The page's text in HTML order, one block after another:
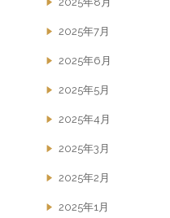
2025年7月
2025年6月
2025年5月
2025年4月
2025年3月
2025年2月
2025年1月